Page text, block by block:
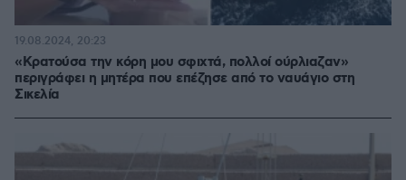
«Κρατούσα την κόρη μου σφιχτά, πολλοί ούρλιαζαν»
περιγράφει η μητέρα που επέζησε από το ναυάγιο στη
Σικελία
19.08.2024, 20:23